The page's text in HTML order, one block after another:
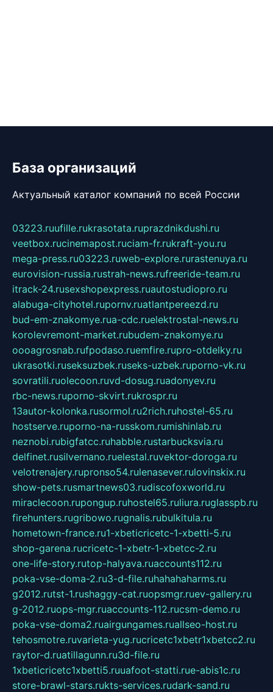
База организаций
Актуальный каталог компаний по всей России
03223.ruufille.rukrasotata.ruprazdnikdushi.ru
veetbox.rucinemapost.ruciam-fr.rukraft-you.ru
mega-press.ru03223.ruweb-explore.rurastenuya.ru
eurovision-russia.rustrah-news.rufreeride-team.ru
itrack-24.rusexshopexpress.ruautostudiopro.ru
alabuga-cityhotel.rupornv.ruatlantpereezd.ru
bud-em-znakomye.rua-cdc.ruelektrostal-news.ru
korolevremont-market.rubudem-znakomye.ru
oooagrosnab.rufpodaso.ruemfire.rupro-otdelky.ru
ukrasotki.ruseksuzbek.ruseks-uzbek.ruporno-vk.ru
sovratili.ruolecoon.ruvd-dosug.ruadonyev.ru
rbc-news.ruporno-skvirt.rukrospr.ru
13autor-kolonka.rusormol.ru2rich.ruhostel-65.ru
hostserve.ruporno-na-russkom.rumishinlab.ru
neznobi.rubigfatcc.ruhabble.rustarbucksvia.ru
delfinet.rusilvernano.ruelestal.ruvektor-doroga.ru
velotrenajery.rupronso54.rulenasever.rulovinskix.ru
show-pets.rusmartnews03.rudiscofoxworld.ru
miraclecoon.rupongup.ruhostel65.ruliura.ruglasspb.ru
firehunters.rugribowo.rugnalis.rubulkitula.ru
hometown-france.ru1-xbeticricetc-1-xbetti-5.ru
shop-garena.rucricetc-1-xbetr-1-xbetcc-2.ru
one-life-story.rutop-halyava.ruaccounts112.ru
poka-vse-doma-2.ru3-d-file.ruhahahaharms.ru
g2012.rutst-1.rushaggy-cat.ruopsmgr.ruev-gallery.ru
g-2012.ruops-mgr.ruaccounts-112.rucsm-demo.ru
poka-vse-doma2.ruairgungames.ruallseo-host.ru
tehosmotre.ruvarieta-yug.rucricetc1xbetr1xbetcc2.ru
raytor-d.ruatillagunn.ru3d-file.ru
1xbeticricetc1xbetti5.ruuafoot-statti.rue-abis1c.ru
store-brawl-stars.rukts-services.rudark-sand.ru